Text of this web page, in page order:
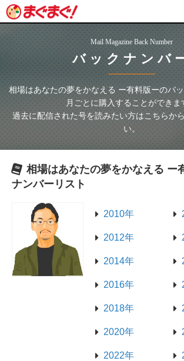
Mail Magazine Back Number
バックナンバ
相場はあなたの夢をかなえる ー有料版ーのバ
月ごとに購入することができま
過去に配信された号を読みたい方はこちらか
い。
相場はあなたの夢をかなえる ー
ナンバーリスト
2010年
2012年
2014年
2016年
2018年
2020年
2022年